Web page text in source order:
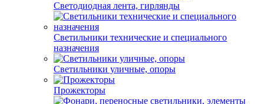
Светодиодная лента, гирлянды
Светильники технические и специального
назначения
Светильники уличные, опоры
Прожекторы